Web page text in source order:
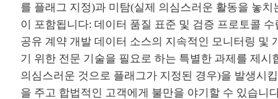
를 플래그 지정)과 미탐(실제 의심스러운 활동을 놓
이 포함됩니다: 데이터 품질 표준 및 검증 프로토콜
공유 계약 개발 데이터 소스의 지속적인 모니터링 및
기 위한 전문 기술을 필요로 하는 특별한 과제를 제
의심스러운 것으로 플래그가 지정된 경우)을 발생시
을 주고 합법적인 고객에게 불만을 야기할 수 있습